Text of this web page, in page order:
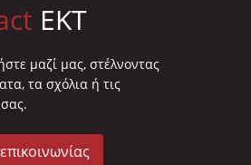
EKT
μαζί μας, στέλνοντας
τα σχόλια ή τις